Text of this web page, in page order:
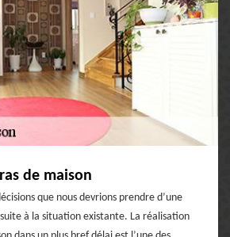
de maison
que nous devrions prendre d’une
à la situation existante. La réalisation